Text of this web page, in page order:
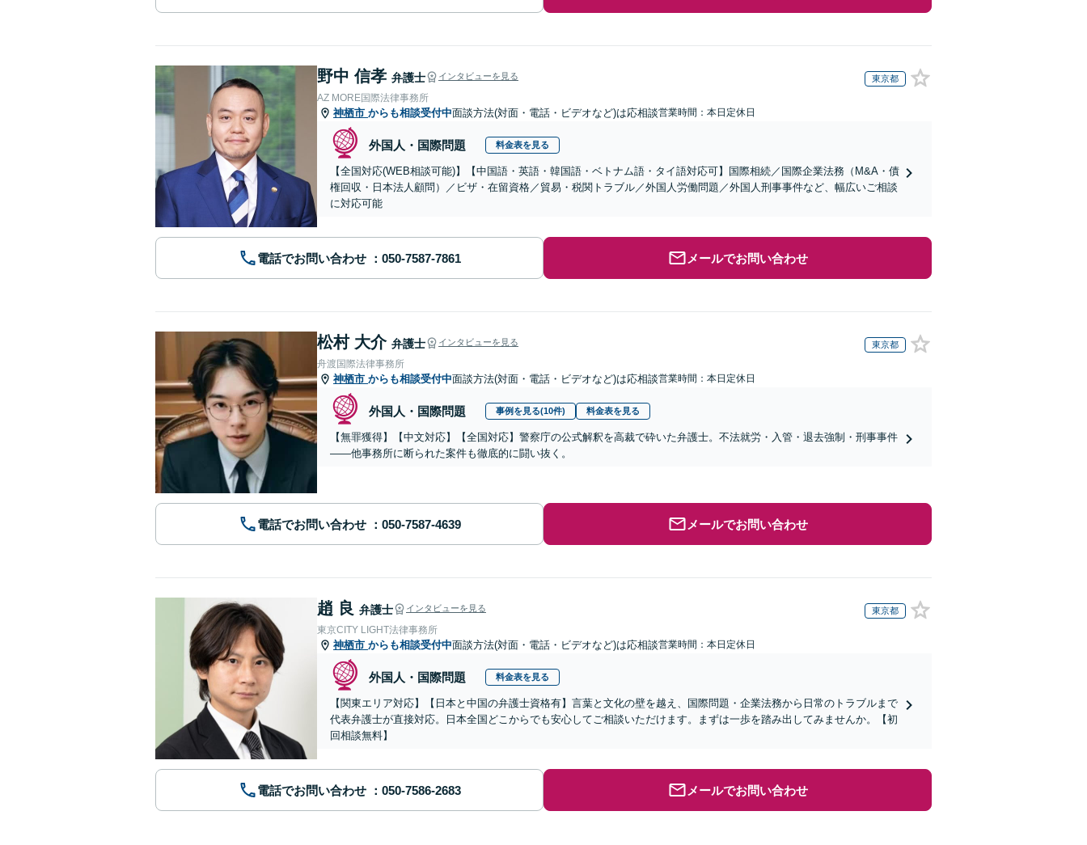
野中 信孝 弁護士 インタビューを見る 東京都
AZ MORE国際法律事務所
神栖市 からも相談受付中面談方法(対面・電話・ビデオなど)は応相談営業時間：本日定休日
外国人・国際問題 料金表を見る
【全国対応(WEB相談可能)】【中国語・英語・韓国語・ベトナム語・タイ語対応可】国際相続／国際企業法務（M&A・債
権回収・日本法人顧問）／ビザ・在留資格／貿易・税関トラブル／外国人労働問題／外国人刑事事件など、幅広いご相談
に対応可能
電話でお問い合わせ メールでお問い合わせ
松村 大介 弁護士 インタビューを見る 東京都
舟渡国際法律事務所
神栖市 からも相談受付中面談方法(対面・電話・ビデオなど)は応相談営業時間：本日定休日
外国人・国際問題 事例を見る(10件) 料金表を見る
【無罪獲得】【中文対応】【全国対応】警察庁の公式解釈を高裁で砕いた弁護士。不法就労・入管・退去強制・刑事事件
——他事務所に断られた案件も徹底的に闘い抜く。
電話でお問い合わせ メールでお問い合わせ
趙 良 弁護士 インタビューを見る 東京都
東京CITY LIGHT法律事務所
神栖市 からも相談受付中面談方法(対面・電話・ビデオなど)は応相談営業時間：本日定休日
外国人・国際問題 料金表を見る
【関東エリア対応】【日本と中国の弁護士資格有】言葉と文化の壁を越え、国際問題・企業法務から日常のトラブルまで
代表弁護士が直接対応。日本全国どこからでも安心してご相談いただけます。まずは一歩を踏み出してみませんか。【初
回相談無料】
電話でお問い合わせ メールでお問い合わせ